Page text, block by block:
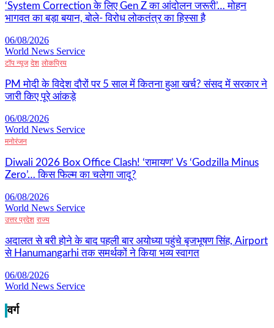
‘System Correction के लिए Gen Z का आंदोलन जरूरी’… मोहन
भागवत का बड़ा बयान, बोले- विरोध लोकतंत्र का हिस्सा है
06/08/2026
World News Service
टॉप न्यूज देश लोकप्रिय
PM मोदी के विदेश दौरों पर 5 साल में कितना हुआ खर्च? संसद में सरकार ने
जारी किए पूरे आंकड़े
06/08/2026
World News Service
मनोरंजन
Diwali 2026 Box Office Clash! ‘रामायण’ Vs ‘Godzilla Minus
Zero’… किस फिल्म का चलेगा जादू?
06/08/2026
World News Service
उत्तर प्रदेश राज्य
अदालत से बरी होने के बाद पहली बार अयोध्या पहुंचे बृजभूषण सिंह, Airport
से Hanumangarhi तक समर्थकों ने किया भव्य स्वागत
06/08/2026
World News Service
वर्ग